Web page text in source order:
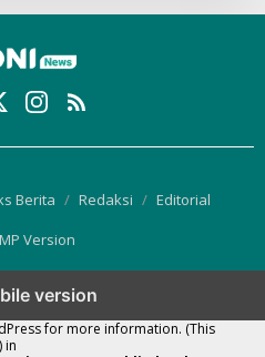
Berita Redaksi
Editorial
Version
version
calledincorrectly
for more information. (This
in